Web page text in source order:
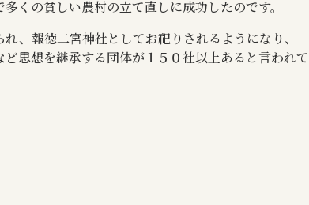
くの貧しい農村の立て直しに成功したのです。
、報徳二宮神社としてお祀りされるようになり、
思想を継承する団体が１５０社以上あると言われて